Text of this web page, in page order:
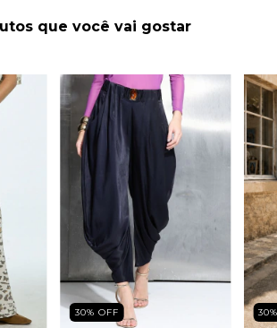
que você vai gostar
30% OFF 30